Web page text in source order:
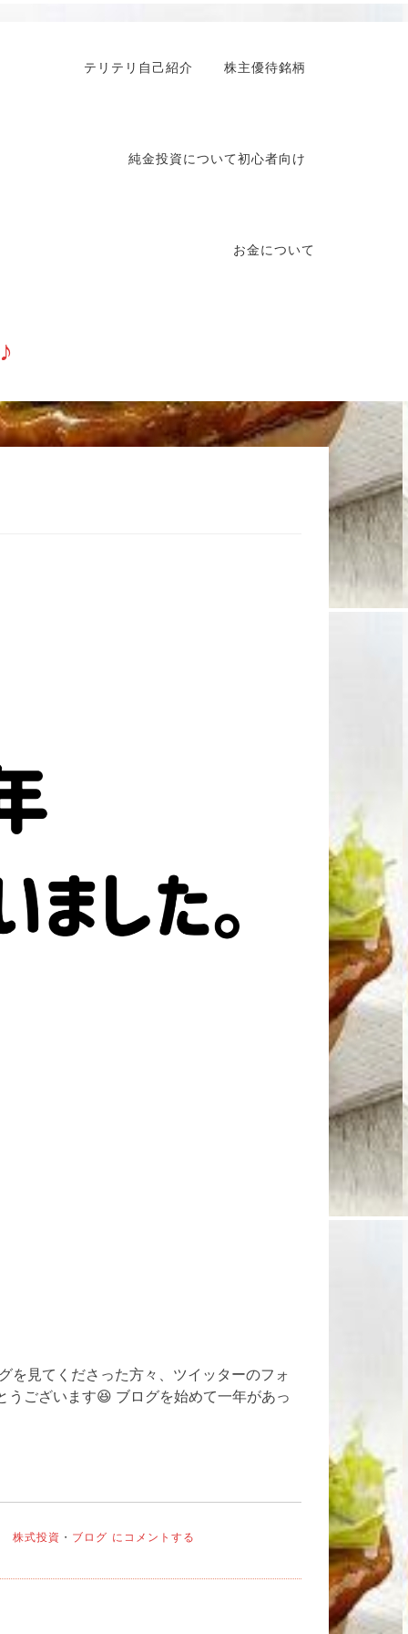
テリテリ自己紹介 株主優待銘柄
純金投資について初心者向け
お金について
を見てくださった方々、ツイッターのフォ
ございます😆 ブログを始めて一年があっ
株式投資 ・ ブログ 今
後
にコメントする